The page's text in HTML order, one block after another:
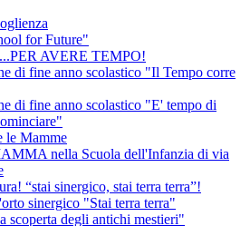
for Future"
AVERE TEMPO!
di fine anno scolastico "Il Tempo corre
di fine anno scolastico "E' tempo di
le Mamme
nella Scuola dell'Infanzia di via
“stai sinergico, stai terra terra”!
sinergico "Stai terra terra"
scoperta degli antichi mestieri"